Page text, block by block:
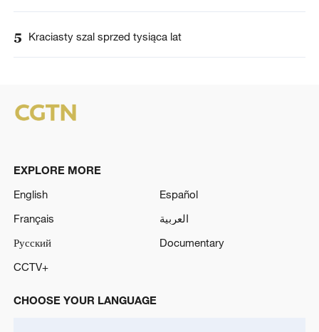
5 Kraciasty szal sprzed tysiąca lat
EXPLORE MORE
English
Español
Français
العربية
Русский
Documentary
CCTV+
CHOOSE YOUR LANGUAGE